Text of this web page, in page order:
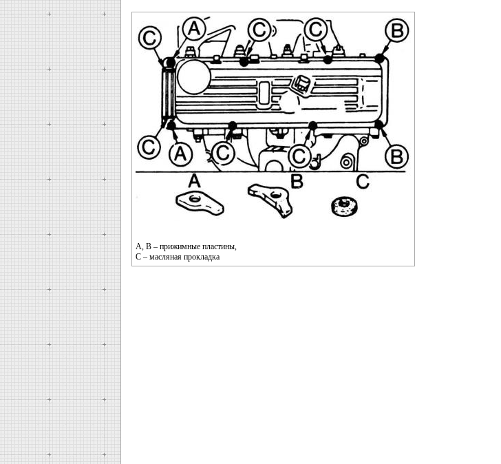
А, В – прижимные пластины,
С – масляная прокладка